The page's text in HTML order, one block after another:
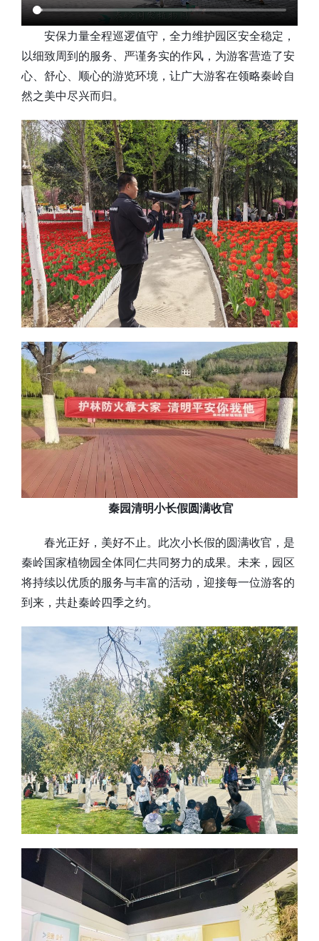
安保力量全程巡逻值守，全力维护园区安全稳定，
以细致周到的服务、严谨务实的作风，为游客营造了安
心、舒心、顺心的游览环境，让广大游客在领略秦岭自
然之美中尽兴而归。
秦园清明小长假圆满收官
春光正好，美好不止。此次小长假的圆满收官，是
秦岭国家植物园全体同仁共同努力的成果。未来，园区
将持续以优质的服务与丰富的活动，迎接每一位游客的
到来，共赴秦岭四季之约。